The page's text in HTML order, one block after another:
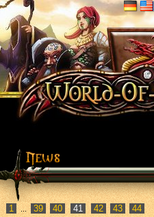
1 ... 39 40 42 43 44